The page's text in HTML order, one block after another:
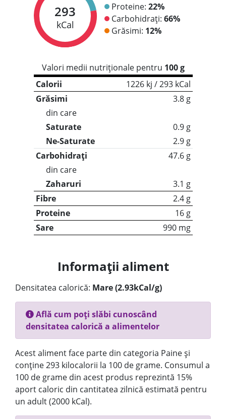
293
kCal
Proteine: 22%
Carbohidrați: 66%
Grăsimi: 12%
Valori medii nutriționale pentru 100 g
Calorii
1226 kj / 293 kCal
Grăsimi
3.8 g
din care
Saturate
0.9 g
Ne-Saturate
2.9 g
Carbohidrați
47.6 g
din care
Zaharuri
3.1 g
Fibre
2.4 g
Proteine
16 g
Sare
990 mg
Informații aliment
Densitatea calorică: Mare (2.93kCal/g)
Află cum poți slăbi cunoscând
densitatea calorică a alimentelor
Acest aliment face parte din categoria Paine și
conține 293 kilocalorii la 100 de grame. Consumul a
100 de grame din acest produs reprezintă 15%
aport caloric din cantitatea zilnică estimată pentru
un adult (2000 kCal).